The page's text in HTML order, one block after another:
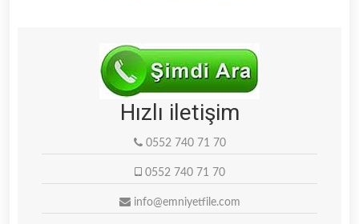
Hızlı iletişim
0552 740 71 70
0552 740 71 70
info@emniyetfile.com